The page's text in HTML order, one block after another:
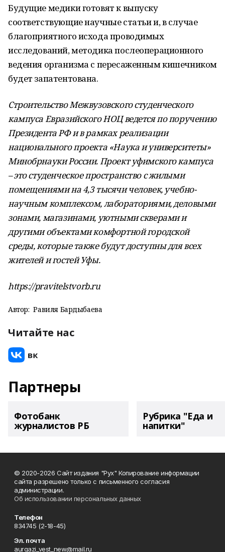
Будущие медики готовят к выпуску
соответствующие научные статьи и, в случае
благоприятного исхода проводимых
исследований, методика послеоперационного
ведения организма с пересаженным кишечником
будет запатентована.
Строительство Межвузовского студенческого
кампуса Евразийского НОЦ ведется по поручению
Президента РФ и в рамках реализации
национального проекта «Наука и университеты»
Минобрнауки России. Проект уфимского кампуса
– это студенческое пространство с жилыми
помещениями на 4,3 тысячи человек, учебно-
научным комплексом, лабораториями, деловыми
зонами, магазинами, уютными скверами и
другими объектами комфортной городской
среды, которые также будут доступны для всех
жителей и гостей Уфы.
https://pravitelstvorb.ru
Автор: Равиля Бардыбаева
Читайте нас
Партнеры
Фотобанк
журналистов РБ
Рубрика "Еда и
напитки"
© 2020-2026 Сайт издания "Рух" Копирование информации
сайта разрешено только с письменного согласия
администрации.
Об использовании персональных данных
Телефон
834745 (2-18-45)
Эл. почта
aurgazi_vest_new@mail.ru